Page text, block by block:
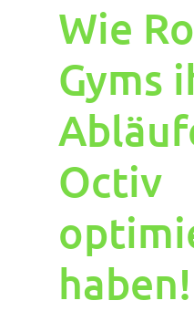
Wie
Gyms
Octiv
haben!